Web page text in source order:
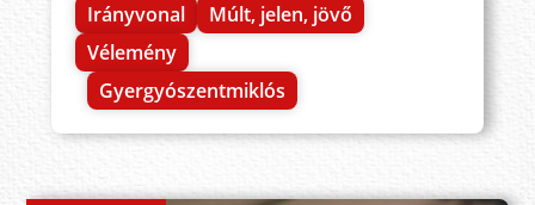
Irányvonal
Múlt, jelen, jövő
Vélemény
Gyergyószentmiklós